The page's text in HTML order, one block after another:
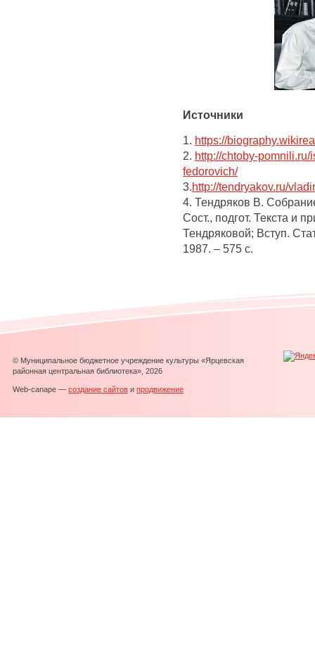
Источники
1. https://
2. http://chtoby-
fedorovich/
3. http://tendryakov.ru/
4. Тендряков В.
Сост., подгот. Текста и
Тендряковой; Вступ.
1987. – 575 с.
© Муниципальное бюджетное учреждение культуры «Ярцевская
районная центральная библиотека», 2026
Web-canape — создание сайтов и продвижение